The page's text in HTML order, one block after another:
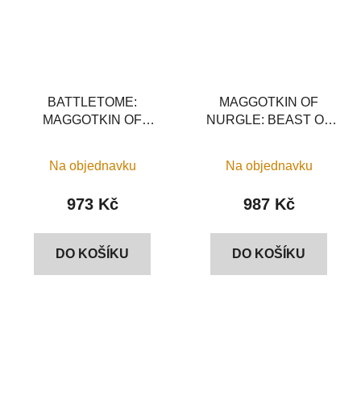
BATTLETOME:
MAGGOTKIN OF
Na objednavku
973 Kč
DO KOŠÍKU
MAGGOTKIN OF
NURGLE: BEAST OF
Na objednavku
987 Kč
DO KOŠÍKU